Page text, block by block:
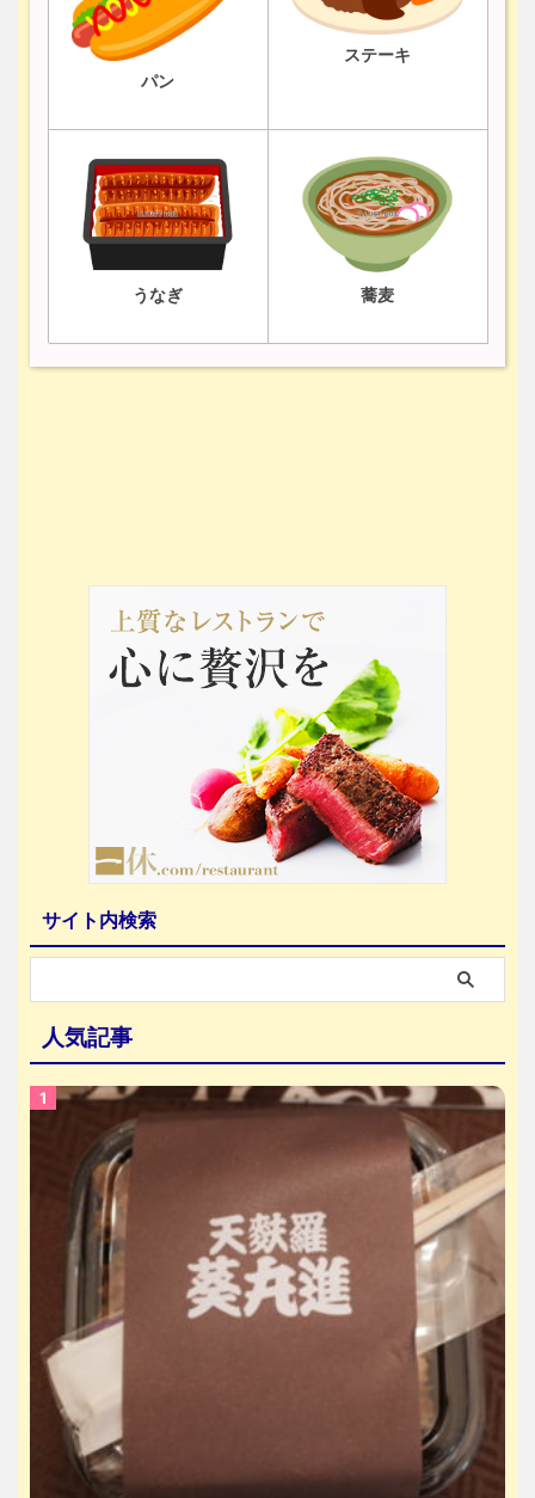
パン
ステーキ
うなぎ 蕎麦
サイト内検索
人気記事